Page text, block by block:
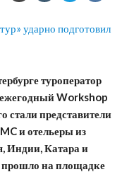
туроператор
Workshop
стали представители
и отельеры из
Индии, Катара и
прошло на площадке